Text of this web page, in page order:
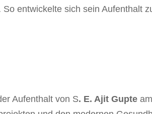
entwickelte sich sein Aufenthalt
Aufenthalt von S. E. Ajit Gupte am